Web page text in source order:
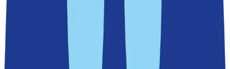
Lännerstabadet
Velamsundsbadet
Fisksätra–Saltsjöbaden (8 badplatser)